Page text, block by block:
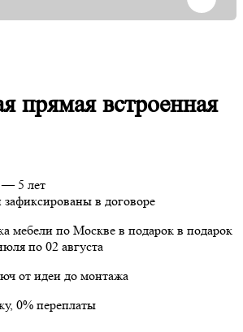
прямая встроенная
— 5 лет
зафиксированы в договоре
мебели по Москве в подарок в подарок
по 02 августа
от идеи до монтажа
0% переплаты